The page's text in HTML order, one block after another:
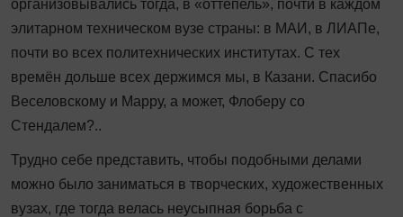
организовывались тогда, в «оттепель», почти в каждом
элитарном техническом вузе страны: в МАИ, в ЛИАПе,
почти во всех политехнических институтах. С тех
времён дольше всех держимся мы, в Казани. Спасибо
Веселовскому и Марру, а может, Флоберу со
Стендалем?..
Трудно себе представить, чтобы подобными делами
можно было заниматься в творческих, художественных
вузах, где тогда велась неусыпная борьба с